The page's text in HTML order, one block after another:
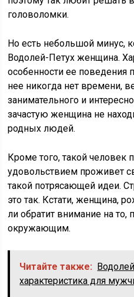
головоломки.
Но есть небольшой минус,
Водолей-Петух женщина.
особенности ее поведения
нее никогда нет времени,
занимательного и
зачастую женщина не
родных людей.
Кроме того, такой человек
удовольствием проживет
такой потрясающей идеи.
это так. Кстати, женщина,
ли обратит внимание на то,
окружающим.
Читайте также:
характеристика для